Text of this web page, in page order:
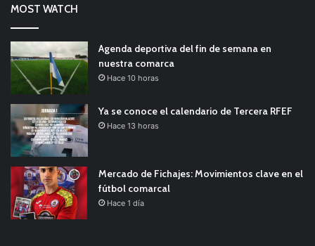
MOST WATCH
Agenda deportiva del fin de semana en
nuestra comarca
Hace 10 horas
Ya se conoce el calendario de Tercera RFEF
Hace 13 horas
Mercado de Fichajes: Movimientos clave en el
fútbol comarcal
Hace 1 día